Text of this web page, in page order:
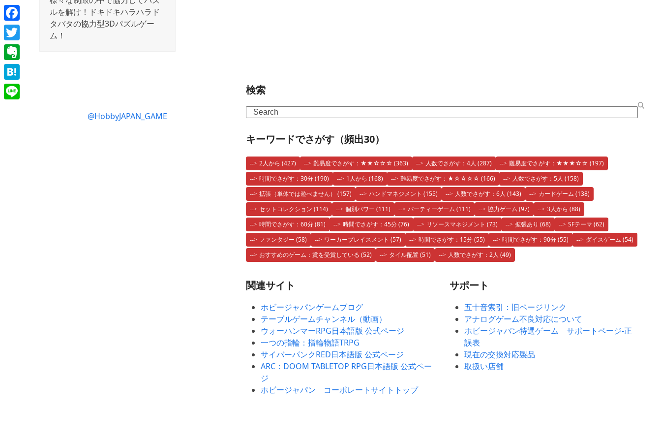
ルを解け！ドキドキハラハラド
タバタの協力型3Dパズルゲー
ム！
@HobbyJAPAN_GAME
検索
Search
キーワードでさがす（頻出30）
2人から (427) 難易度でさがす：★★☆☆☆ (363) 人数でさがす：4人 (287) 難易度でさがす：★★★☆☆ (197)
時間でさがす：30分(190) 1人から (168) 難易度でさがす：★☆☆☆☆ (166) 人数でさがす：5人 (158)
拡張（単体では遊べません） (157) ハンドマネジメント (155) 人数でさがす：6人 (143) カードゲーム (138)
セットコレクション (114) 個別パワー (111) パーティーゲーム (111) 協力ゲーム (97) 3人から (88)
時間でさがす：60分(81) 時間でさがす：45分(76) リソースマネジメント (73) 拡張あり (68) SFテーマ (62)
ファンタジー (58) ワーカープレイスメント (57) 時間でさがす：15分(55) 時間でさがす：90分(55) ダイスゲーム (54)
おすすめのゲーム：賞を受賞している (52) タイル配置(51) 人数でさがす：2人 (49)
関連サイト
ホビージャパンゲームブログ
テーブルゲームチャンネル（動画）
ウォーハンマーRPG日本語版 公式ページ
一つの指輪：指輪物語TRPG
サイバーパンクRED日本語版 公式ページ
ARC：DOOM TABLETOP RPG日本語版 公式ペー
ジ
ホビージャパン コーポレートサイトトップ
サポート
五十音索引：旧ページリンク
アナログゲーム不良対応について
ホビージャパン特選ゲーム サポートページ-正
誤表
現在の交換対応製品
取扱い店舗
Facebook
Twitter
Evernote
Hatena